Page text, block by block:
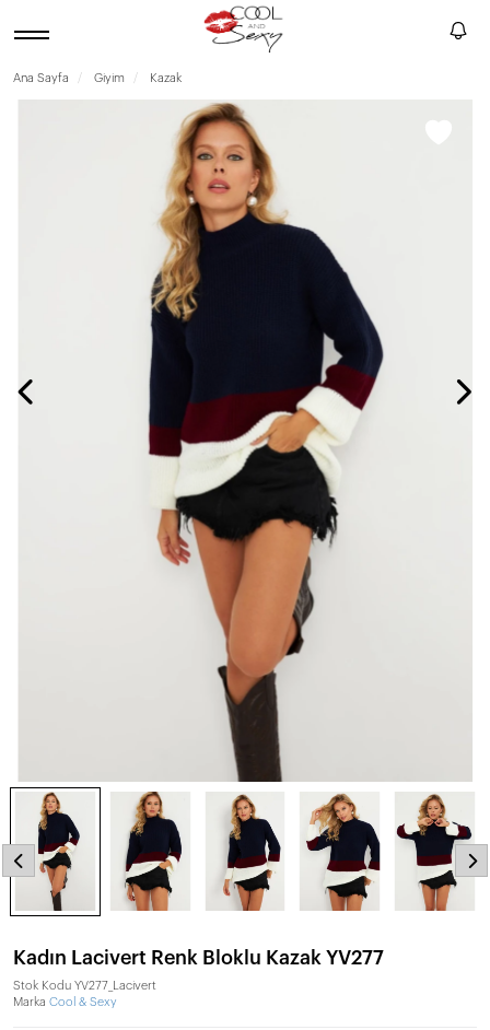
Ana Sayfa Giyim Kazak
Kadın Lacivert Renk Bloklu Kazak YV277
Stok Kodu YV277_Lacivert
Marka Cool & Sexy